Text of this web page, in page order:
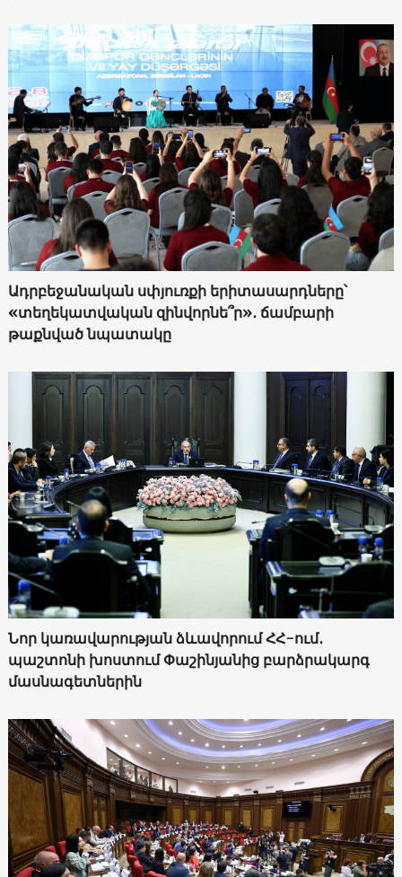
Ադրբեջանական սփյուռքի երիտասարդները՝
«տեղեկատվական զինվորնե՞ր»․ ճամբարի
թաքնված նպատակը
Նոր կառավարության ձևավորում ՀՀ-ում․
պաշտոնի խոստում Փաշինյանից բարձրակարգ
մասնագետներին